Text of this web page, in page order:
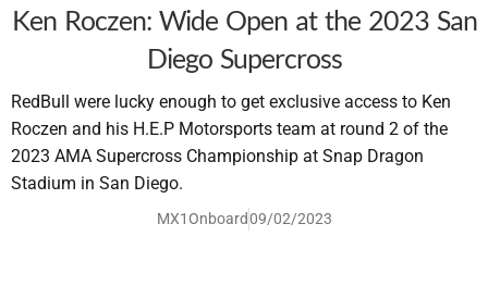
Ken Roczen: Wide Open at the 2023 San
Diego Supercross
RedBull were lucky enough to get exclusive access to Ken
Roczen and his H.E.P Motorsports team at round 2 of the
2023 AMA Supercross Championship at Snap Dragon
Stadium in San Diego.
MX1Onboard09/02/2023